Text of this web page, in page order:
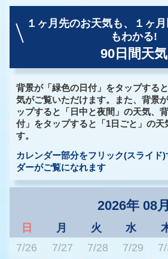
１ヶ月先のお天気も、
１ヶ
もわかる!
90日間天気
背景が「緑色の日付」をタップする
気がご覧いただけます。また、背景
ップすると「日中と夜間」の天気、
付」をタップすると「1日ごと」の天
す。
カレンダー部分をフリック(スライド
ダーがご覧になれます
2026年 08月
日 月 火 水
7/26
7/27 7/28 7/29